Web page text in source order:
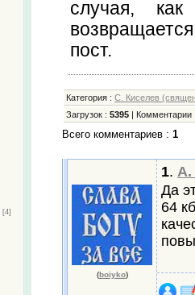
[4]
случая,
пост.
Категория :С. Киселев
Загрузок :5395 Комментарии
Всего комментариев :1
(boiyko)
1. Α.
Да
64